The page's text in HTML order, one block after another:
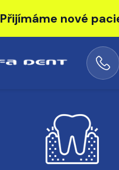
Přijímáme nové
Obrázek